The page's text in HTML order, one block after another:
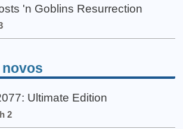
'n Goblins Resurrection
Ultimate Edition
2